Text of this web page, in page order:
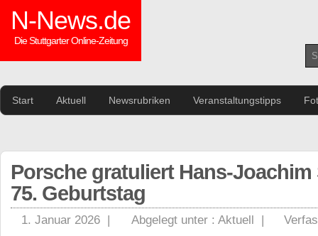
N-News.de
Die Stuttgarter Online-Zeitung
Start Aktuell Newsrubriken Veranstaltungstipps
Porsche gratuliert Hans-
75. Geburtstag
1. Januar 2026 | Abgelegt unter : Aktuell |